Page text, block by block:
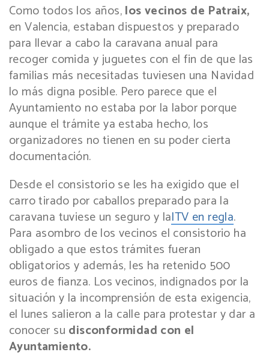
Como todos los años,los vecinos de Patraix,
en Valencia, estaban dispuestos y preparado
para llevar a cabo la caravana anual para
recoger comida y juguetes con el fin de que las
familias más necesitadas tuviesen una Navidad
lo más digna posible. Pero parece que el
Ayuntamiento no estaba por la labor porque
aunque el trámite ya estaba hecho, los
organizadores no tienen en su poder cierta
documentación.
Desde el consistorio se les ha exigido que el
carro tirado por caballos preparado para la
caravana tuviese un seguro y laITV en regla.
Para asombro de los vecinos el consistorio ha
obligado a que estos trámites fueran
obligatorios y además, les ha retenido 500
euros de fianza. Los vecinos, indignados por la
situación y la incomprensión de esta exigencia,
el lunes salieron a la calle para protestar y dar a
conocer su disconformidad con el
Ayuntamiento.